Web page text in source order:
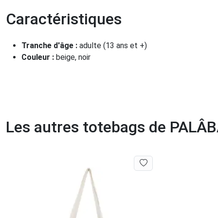
Caractéristiques
Tranche d'âge : adulte (13 ans et +)
Couleur : beige, noir
Les autres totebags de